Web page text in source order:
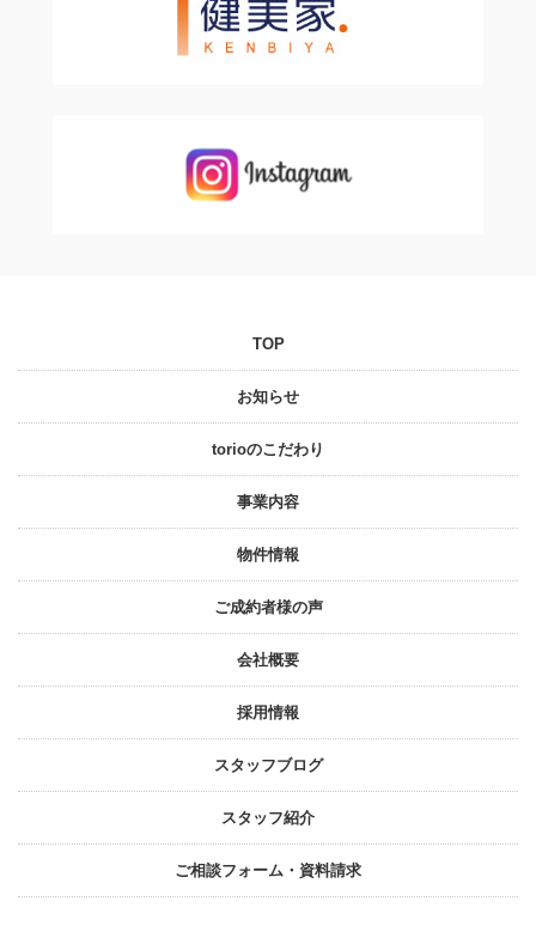
TOP
お知らせ
torioのこだわり
事業内容
物件情報
ご成約者様の声
会社概要
採⽤情報
スタッフブログ
スタッフ紹介
ご相談フォーム・資料請求